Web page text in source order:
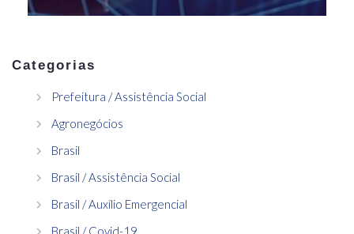
Categorias
Prefeitura / Assistência Social
Agronegócios
Brasil
Brasil / Assistência Social
Brasil / Auxílio Emergencial
Brasil / Covid-19